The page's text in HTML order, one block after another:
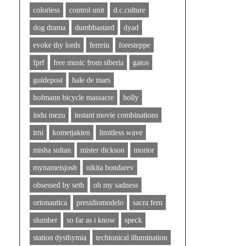
colorless control unit d.c.culture
dog drama dumbbastard dyad
evoke thy lords ferrein foresteppe
fprf free music from siberia gatos
guidepost hale de mars
hofmann bicycle massacre holly
indu mezu instant movie combinations
irni kometjakten limitless wave
misha sultan mister dickson morior
mynameisjosh nikita bondarev
obsessed by seth oh my sadness
orionautica presidiomodelo sacra fern
slumber so far as i know speck
station dysthymia techtonical illumination